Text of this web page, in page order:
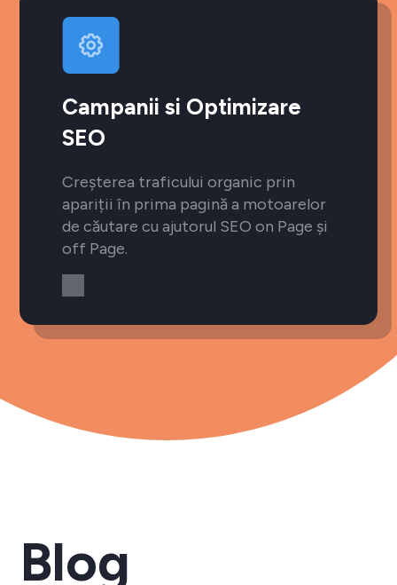
Campanii si Optimizare
SEO
Creșterea traficului organic prin
apariții în prima pagină a motoarelor
de căutare cu ajutorul SEO on Page și
off Page.
Blog